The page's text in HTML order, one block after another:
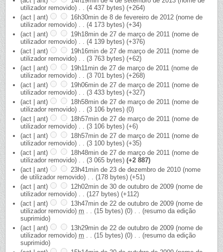
utilizador removido)
(4 437 bytes) (+264)
(act | ant)
16h30min de 8 de fevereiro de 2012 (nome de
utilizador removido)
(4 173 bytes) (+34)
(act | ant)
19h18min de 27 de março de 2011 (nome de
utilizador removido)
(4 139 bytes) (+376)
(act | ant)
19h16min de 27 de março de 2011 (nome de
utilizador removido)
(3 763 bytes) (+62)
(act | ant)
19h11min de 27 de março de 2011 (nome de
utilizador removido)
(3 701 bytes) (+268)
(act | ant)
19h06min de 27 de março de 2011 (nome de
utilizador removido)
(3 433 bytes) (+327)
(act | ant)
18h58min de 27 de março de 2011 (nome de
utilizador removido)
(3 106 bytes) (0)
(act | ant)
18h57min de 27 de março de 2011 (nome de
utilizador removido)
(3 106 bytes) (+6)
(act | ant)
18h57min de 27 de março de 2011 (nome de
utilizador removido)
(3 100 bytes) (+35)
(act | ant)
18h48min de 27 de março de 2011 (nome de
utilizador removido)
(3 065 bytes) (+2 887)
(act | ant)
23h41min de 23 de dezembro de 2010 (nome
de utilizador removido)
(178 bytes) (+51)
(act | ant)
12h02min de 30 de outubro de 2009 (nome de
utilizador removido)
(127 bytes) (+112)
(act | ant)
13h47min de 22 de outubro de 2009 (nome de
utilizador removido) m (15 bytes) (0)
(resumo da edição
suprimido)
(act | ant)
13h29min de 22 de outubro de 2009 (nome de
utilizador removido) m (15 bytes) (0)
(resumo da edição
suprimido)